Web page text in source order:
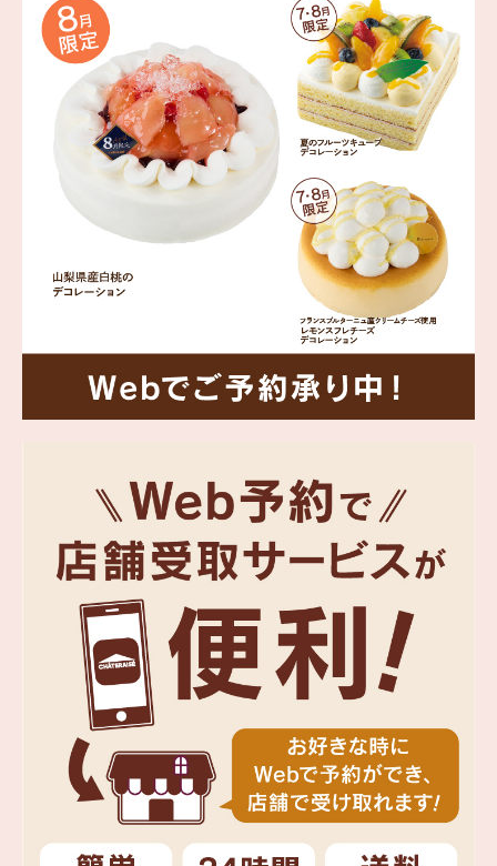
岳や末広がりを意味す
つ時」という意味を込
。雄大な八ヶ岳山麓の自
れる、こだわりのスイー